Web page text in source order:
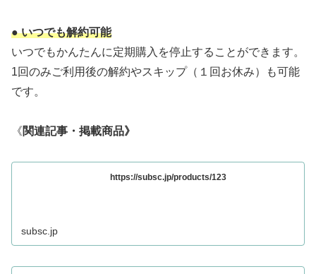
● いつでも解約可能
いつでもかんたんに定期購入を停止することができます。
1回のみご利用後の解約やスキップ（１回お休み）も可能
です。
《関連記事・掲載商品》
https://subsc.jp/products/123
subsc.jp